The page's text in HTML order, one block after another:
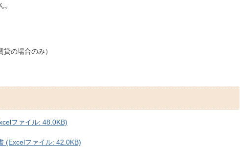
の場合のみ）
ファイル: 48.0KB)
(Excelファイル: 42.0KB)